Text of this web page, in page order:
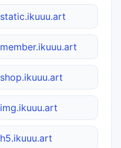
static.ikuuu.art
member.ikuuu.art
shop.ikuuu.art
img.ikuuu.art
h5.ikuuu.art